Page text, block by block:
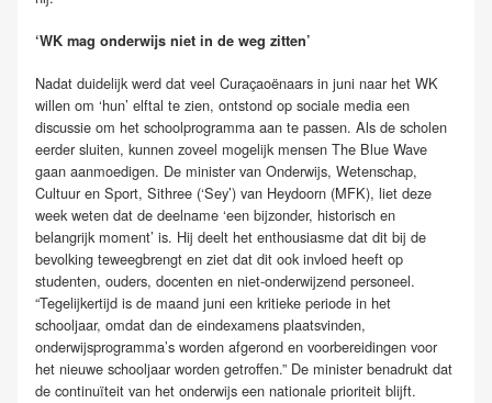
‘WK mag onderwijs niet in de weg zitten’
Nadat duidelijk werd dat veel Curaçaoënaars in juni naar het WK
willen om ‘hun’ elftal te zien, ontstond op sociale media een
discussie om het schoolprogramma aan te passen. Als de scholen
eerder sluiten, kunnen zoveel mogelijk mensen The Blue Wave
gaan aanmoedigen. De minister van Onderwijs, Wetenschap,
Cultuur en Sport, Sithree (‘Sey’) van Heydoorn (MFK), liet deze
week weten dat de deelname ‘een bijzonder, historisch en
belangrijk moment’ is. Hij deelt het enthousiasme dat dit bij de
bevolking teweegbrengt en ziet dat dit ook invloed heeft op
studenten, ouders, docenten en niet-onderwijzend personeel.
“Tegelijkertijd is de maand juni een kritieke periode in het
schooljaar, omdat dan de eindexamens plaatsvinden,
onderwijsprogramma’s worden afgerond en voorbereidingen voor
het nieuwe schooljaar worden getroffen.” De minister benadrukt dat
de continuïteit van het onderwijs een nationale prioriteit blijft.